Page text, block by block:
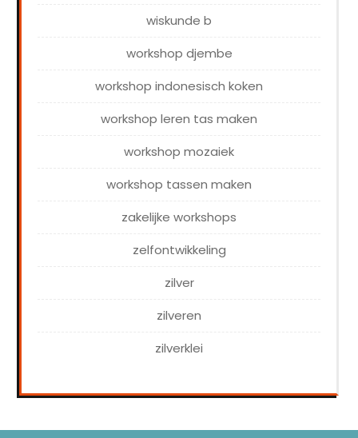
wiskunde b
workshop djembe
workshop indonesisch koken
workshop leren tas maken
workshop mozaiek
workshop tassen maken
zakelijke workshops
zelfontwikkeling
zilver
zilveren
zilverklei